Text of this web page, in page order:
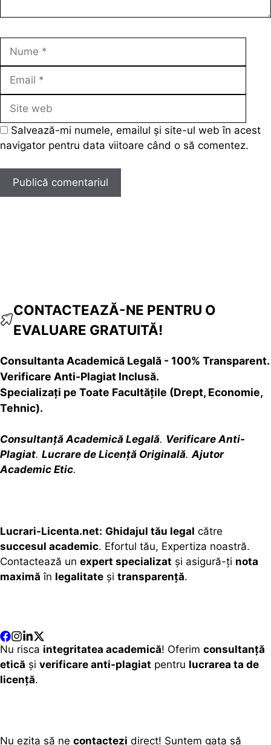
Salvează-mi numele, emailul și site-ul web în acest
navigator pentru data viitoare când o să comentez.
CONTACTEAZĂ-NE PENTRU O
EVALUARE GRATUITĂ!
Consultanta Academică Legală - 100% Transparent.
Verificare Anti-Plagiat Inclusă.
Specializați pe Toate Facultățile (Drept, Economie,
Tehnic).
Consultanță Academică Legală. Verificare Anti-
Plagiat. Lucrare de Licență Originală.Ajutor
Academic Etic.
Lucrari-Licenta.net: Ghidajul tău legal către
succesul academic. Efortul tău, Expertiza noastră.
Contactează un expert specializat și asigură-ți nota
maximă în legalitate și transparență.
Nu risca integritatea academică! Oferim consultanță
etică și verificare anti-plagiat pentru lucrarea ta de
licență.
Nu ezita să ne contactezi direct! Suntem gata să